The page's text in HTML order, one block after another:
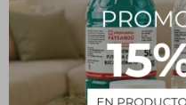
Usos
Recomendada para el uso en
inflamatorios, paspaduras y